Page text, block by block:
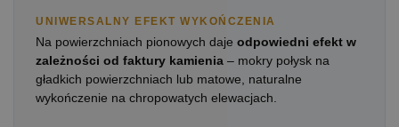
UNIWERSALNY EFEKT WYKOŃCZENIA
Na powierzchniach pionowych daje odpowiedni efekt w
zależności od faktury kamienia – mokry połysk na
gładkich powierzchniach lub matowe, naturalne
wykończenie na chropowatych elewacjach.